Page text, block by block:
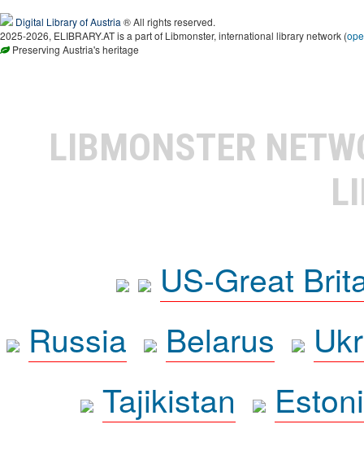
Digital Library of Austria ® All rights reserved.
2025-2026, ELIBRARY.AT is a part of Libmonster, international library network (
Preserving Austria's heritage
LIBMONSTER
US-Great
Russia
Belarus
Tajikistan